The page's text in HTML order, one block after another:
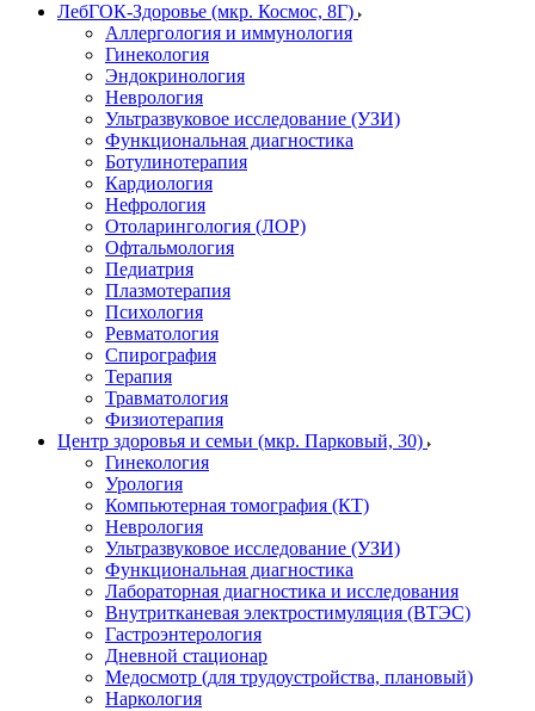
ЛебГОК-Здоровье (мкр. Космос, 8Г)
Аллергология и иммунология
Гинекология
Эндокринология
Неврология
Ультразвуковое исследование (УЗИ)
Функциональная диагностика
Ботулинотерапия
Кардиология
Нефрология
Отоларингология (ЛОР)
Офтальмология
Педиатрия
Плазмотерапия
Психология
Ревматология
Спирография
Терапия
Травматология
Физиотерапия
Центр здоровья и семьи (мкр. Парковый, 30)
Гинекология
Урология
Компьютерная томография (КТ)
Неврология
Ультразвуковое исследование (УЗИ)
Функциональная диагностика
Лабораторная диагностика и исследования
Внутритканевая электростимуляция (ВТЭС)
Гастроэнтерология
Дневной стационар
Медосмотр (для трудоустройства, плановый)
Наркология